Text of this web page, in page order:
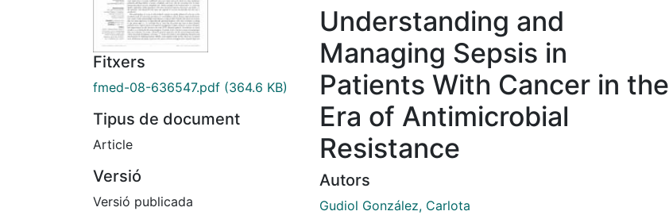
Fitxers
fmed-08-636547.pdf (364.6 KB)
Tipus de document
Article
Versió
Versió publicada
Understanding and
Managing Sepsis in
Patients With Cancer in the
Era of Antimicrobial
Resistance
Autors
Gudiol González, Carlota